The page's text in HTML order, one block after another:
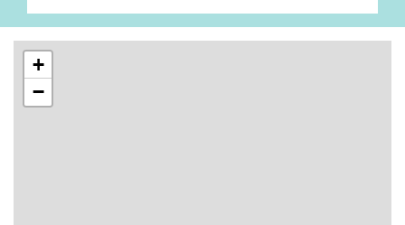
+
−